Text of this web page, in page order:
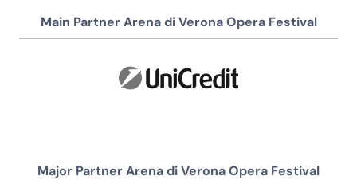
Main Partner Arena di Verona Opera Festival
Major Partner Arena di Verona Opera Festival